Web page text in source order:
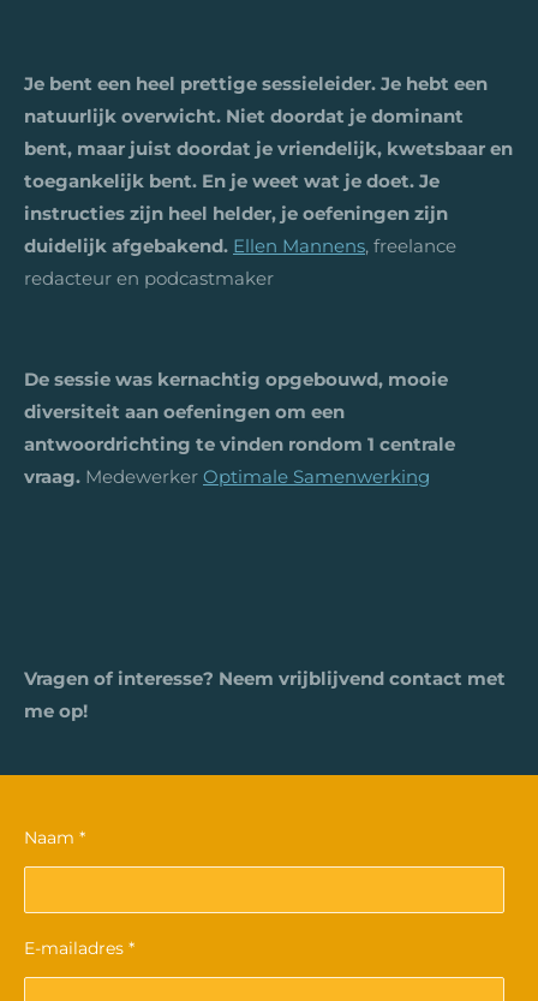
Je bent een heel prettige sessieleider. Je hebt een
natuurlijk overwicht. Niet doordat je dominant
bent, maar juist doordat je vriendelijk, kwetsbaar en
toegankelijk bent. En je weet wat je doet. Je
instructies zijn heel helder, je oefeningen zijn
duidelijk afgebakend. Ellen Mannens, freelance
redacteur en podcastmaker
De sessie was kernachtig opgebouwd, mooie
diversiteit aan oefeningen om een
antwoordrichting te vinden rondom 1 centrale
vraag. Medewerker Optimale Samenwerking
Vragen of interesse? Neem vrijblijvend contact met
me op!
Naam *
E-mailadres *